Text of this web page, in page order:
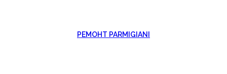
РЕМОНТ PARMIGIANI